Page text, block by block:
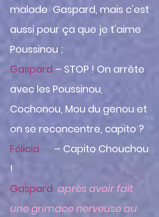
malade Gaspard, mais c’est
aussi pour ça que je t’aime
Poussinou ;
Gaspard – STOP ! On arrête
avec les Poussinou,
Cochonou, Mou du genou et
on se reconcentre, capito ?
Félicia – Capito Chouchou
!
Gaspard après avoir fait
une grimace nerveuse au